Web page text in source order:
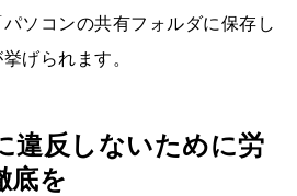
ソコンの共有フォルダに保存し
げられます。
違反しないために労
底を